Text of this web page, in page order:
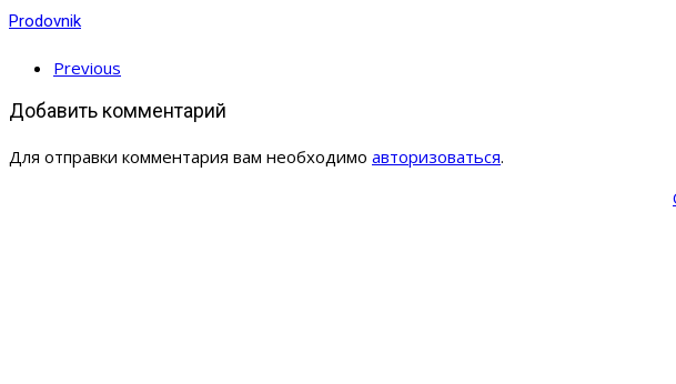
Prodovnik
Previous
Добавить комментарий
Для отправки комментария вам необходимо авторизоваться.